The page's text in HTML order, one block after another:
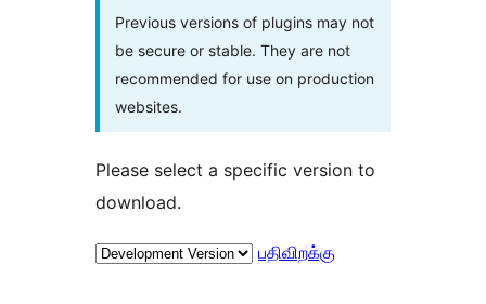
Previous versions of plugins may not
be secure or stable. They are not
recommended for use on production
websites.
Please select a specific version to
download.
பதிவிறக்கு